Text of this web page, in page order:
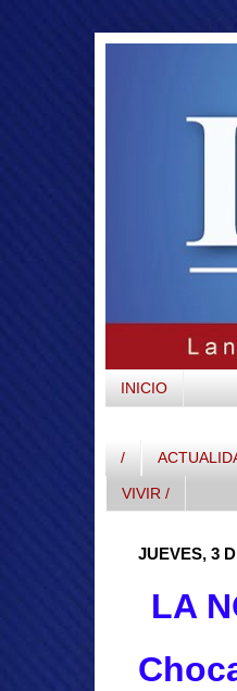
INICIO
/
VIVIR /
JUEVES, 3
LA